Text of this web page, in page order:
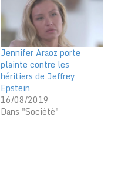
Jennifer Araoz porte
plainte contre les
héritiers de Jeffrey
Epstein
16/08/2019
Dans "Société"